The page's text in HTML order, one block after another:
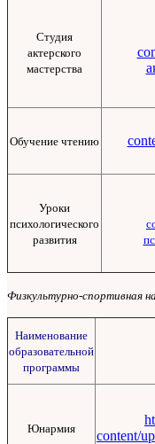
Студия
актерского
мастерства
Обучение чтению
Уроки
психологического
развития
Физкультурно-спортивная
Наименование
образовательной
программы
Юнармия
content/